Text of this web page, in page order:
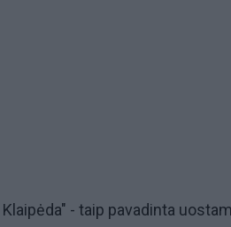
- taip pavadinta